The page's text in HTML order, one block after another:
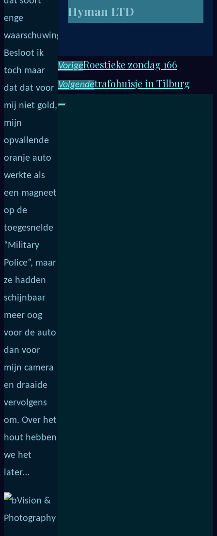
enge
waarschuwingen.
Besloot ik
toch maar
dat dat voor
mij niet gold,
mijn
opvallende
oranje auto
werkte als
een magneet
op de
toegesnelde
“Military
Police”, maar
ze hadden
schijnbaar
meer oog
voor de auto
dan voor
mijn camera
en draaide
vervolgens
om. Over het
hout hebben
we het
later…
Hyman LTD
VorigeRoestieke zondag 166
Volgendetrafohuisje in Tilburg